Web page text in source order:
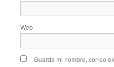
Web
Guarda mi nombre, correo